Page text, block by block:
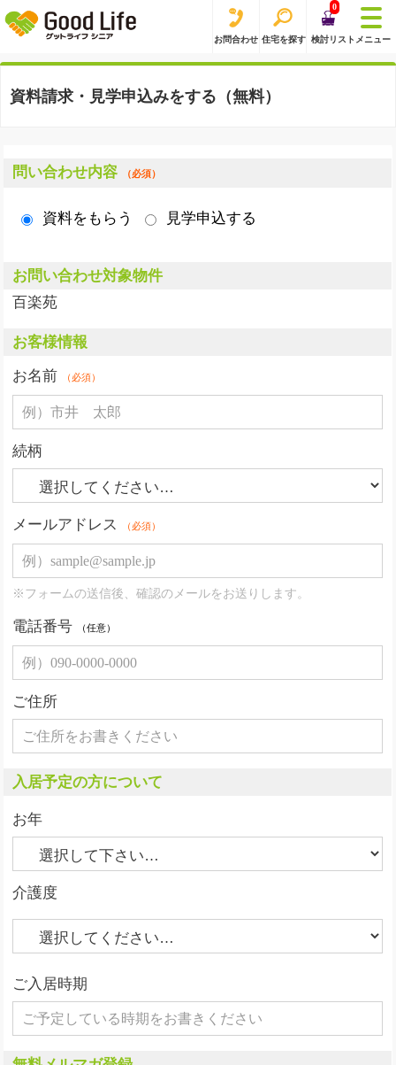
お問合わせ 住宅を探す
0
検討リスト メニュー
資料請求・見学申込みをする（無料）
問い合わせ内容 （必須）
資料をもらう 見学申込する
お問い合わせ対象物件
百楽苑
お客様情報
お名前
（必須）
続柄
メールアドレス （必須）
※フォームの送信後、確認のメールをお送りします。
電話番号 （任意）
ご住所
入居予定の方について
お年
介護度
ご入居時期